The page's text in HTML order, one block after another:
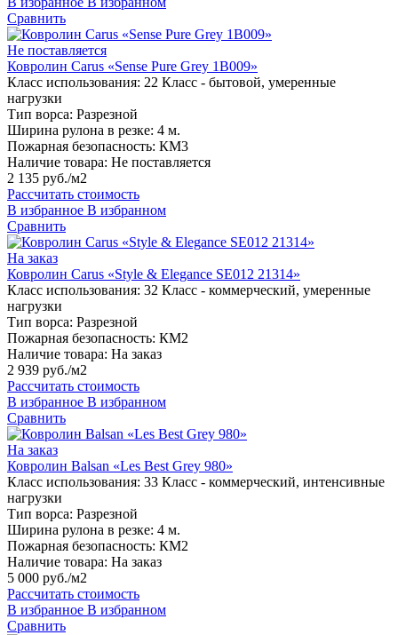
Сравнить
Не поставляется
Ковролин Carus «Sense Pure Grey 1B009»
Класс использования: 22 Класс - бытовой, умеренные
нагрузки
Тип ворса: Разрезной
Ширина рулона в резке: 4 м.
Пожарная безопасность: КМ3
Наличие товара: Не поставляется
2 135 руб./м2
Рассчитать стоимость
В избранное В избранном
Сравнить
На заказ
Ковролин Carus «Style & Elegance SE012 21314»
Класс использования: 32 Класс - коммерческий, умеренные
нагрузки
Тип ворса: Разрезной
Пожарная безопасность: КМ2
Наличие товара: На заказ
2 939 руб./м2
Рассчитать стоимость
В избранное В избранном
Сравнить
На заказ
Ковролин Balsan «Les Best Grey 980»
Класс использования: 33 Класс - коммерческий, интенсивные
нагрузки
Тип ворса: Разрезной
Ширина рулона в резке: 4 м.
Пожарная безопасность: КМ2
Наличие товара: На заказ
5 000 руб./м2
Рассчитать стоимость
В избранное В избранном
Сравнить